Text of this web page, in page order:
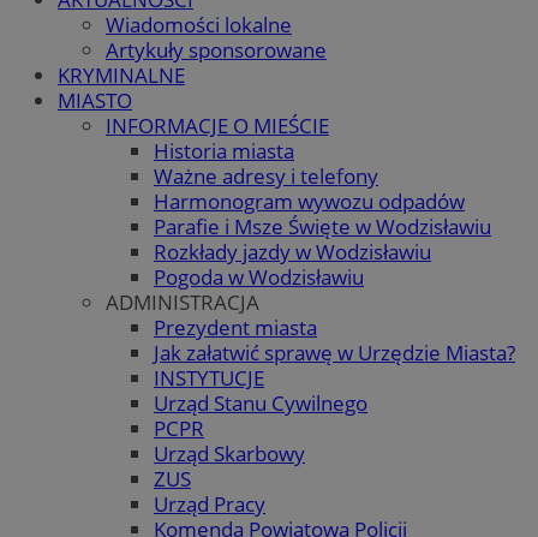
Wiadomości lokalne
Artykuły sponsorowane
KRYMINALNE
MIASTO
INFORMACJE O MIEŚCIE
Historia miasta
Ważne adresy i telefony
Harmonogram wywozu odpadów
Parafie i Msze Święte w Wodzisławiu
Rozkłady jazdy w Wodzisławiu
Pogoda w Wodzisławiu
ADMINISTRACJA
Prezydent miasta
Jak załatwić sprawę w Urzędzie Miasta?
INSTYTUCJE
Urząd Stanu Cywilnego
PCPR
Urząd Skarbowy
ZUS
Urząd Pracy
Komenda Powiatowa Policji